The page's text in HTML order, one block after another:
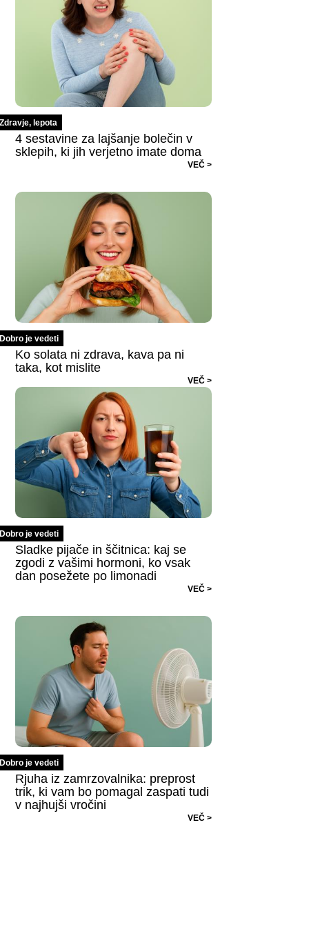
Zdravje, lepota
4 sestavine za lajšanje bolečin v
sklepih, ki jih verjetno imate doma
VEČ >
Dobro je vedeti
Ko solata ni zdrava, kava pa ni
taka, kot mislite
VEČ >
Dobro je vedeti
Sladke pijače in ščitnica: kaj se
zgodi z vašimi hormoni, ko vsak
dan posežete po limonadi
VEČ >
Dobro je vedeti
Rjuha iz zamrzovalnika: preprost
trik, ki vam bo pomagal zaspati tudi
v najhujši vročini
VEČ >